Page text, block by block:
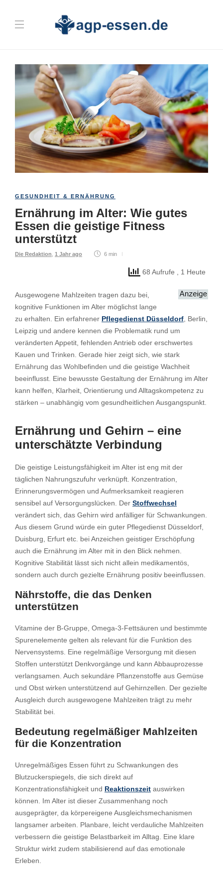
GESUNDHEIT & ERNÄHRUNG
Ernährung im Alter: Wie gutes
Essen die geistige Fitness
unterstützt
Die Redaktion 1 Jahr ago 6 min
68 Aufrufe , 1 Heute
Ausgewogene Mahlzeiten tragen dazu bei,
kognitive Funktionen im Alter möglichst lange
zu erhalten. Ein erfahrener Pflegedienst Düsseldorf, Berlin,
Leipzig und andere kennen die Problematik rund um
veränderten Appetit, fehlenden Antrieb oder erschwertes
Kauen und Trinken. Gerade hier zeigt sich, wie stark
Ernährung das Wohlbefinden und die geistige Wachheit
beeinflusst. Eine bewusste Gestaltung der Ernährung im Alter
kann helfen, Klarheit, Orientierung und Alltagskompetenz zu
stärken – unabhängig vom gesundheitlichen Ausgangspunkt.
Ernährung und Gehirn – eine
unterschätzte Verbindung
Die geistige Leistungsfähigkeit im Alter ist eng mit der
täglichen Nahrungszufuhr verknüpft. Konzentration,
Erinnerungsvermögen und Aufmerksamkeit reagieren
sensibel auf Versorgungslücken. Der Stoffwechsel
verändert sich, das Gehirn wird anfälliger für Schwankungen.
Aus diesem Grund würde ein guter Pflegedienst Düsseldorf,
Duisburg, Erfurt etc. bei Anzeichen geistiger Erschöpfung
auch die Ernährung im Alter mit in den Blick nehmen.
Kognitive Stabilität lässt sich nicht allein medikamentös,
sondern auch durch gezielte Ernährung positiv beeinflussen.
Nährstoffe, die das Denken
unterstützen
Vitamine der B-Gruppe, Omega-3-Fettsäuren und bestimmte
Spurenelemente gelten als relevant für die Funktion des
Nervensystems. Eine regelmäßige Versorgung mit diesen
Stoffen unterstützt Denkvorgänge und kann Abbauprozesse
verlangsamen. Auch sekundäre Pflanzenstoffe aus Gemüse
und Obst wirken unterstützend auf Gehirnzellen. Der gezielte
Ausgleich durch ausgewogene Mahlzeiten trägt zu mehr
Stabilität bei.
Bedeutung regelmäßiger Mahlzeiten
für die Konzentration
Unregelmäßiges Essen führt zu Schwankungen des
Blutzuckerspiegels, die sich direkt auf
Konzentrationsfähigkeit und Reaktionszeit auswirken
können. Im Alter ist dieser Zusammenhang noch
ausgeprägter, da körpereigene Ausgleichsmechanismen
langsamer arbeiten. Planbare, leicht verdauliche Mahlzeiten
verbessern die geistige Belastbarkeit im Alltag. Eine klare
Struktur wirkt zudem stabilisierend auf das emotionale
Erleben.